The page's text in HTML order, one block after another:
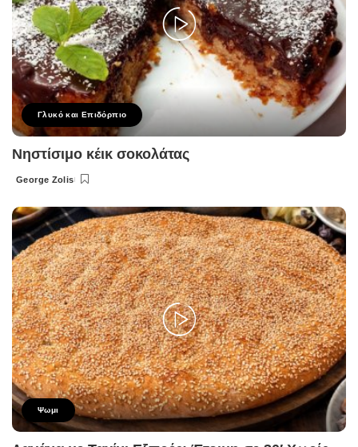
Γλυκό και Επιδόρπιο
Νηστίσιμο κέικ σοκολάτας
Posted
George Zolis
Ψωμι